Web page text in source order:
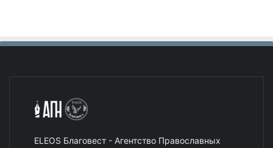
ELEOS Благовест - Агентство Православных